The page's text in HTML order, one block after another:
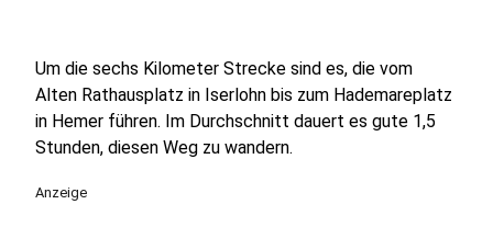
Um die sechs Kilometer Strecke sind es, die vom
Alten Rathausplatz in Iserlohn bis zum Hademareplatz
in Hemer führen. Im Durchschnitt dauert es gute 1,5
Stunden, diesen Weg zu wandern.
Anzeige